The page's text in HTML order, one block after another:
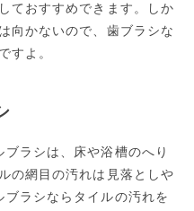
ておすすめできます。しか
向かないので、歯ブラシな
すよ。
ラシは、床や浴槽のへり
の網目の汚れは見落としや
ラシならタイルの汚れを